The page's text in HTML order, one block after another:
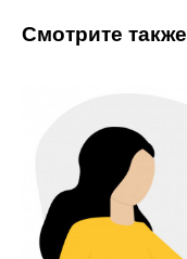
Смотрите также